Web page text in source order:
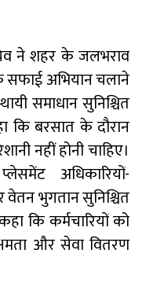
ने शहर के जलभराव
सफाई अभियान चलाने
समाधान सुनिश्चित
कि बरसात के दौरान
नहीं होनी चाहिए।
अधिकारियों-
वेतन भुगतान सुनिश्चित
कि कर्मचारियों को
और सेवा वितरण